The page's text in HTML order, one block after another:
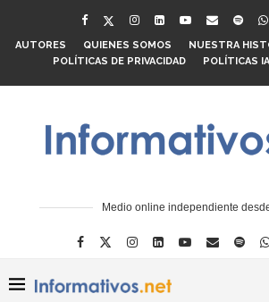
AUTORES QUIENES SOMOS NUESTRA
POLÍTICAS DE PRIVACIDAD
POLÍTICAS IA
Medio online independiente